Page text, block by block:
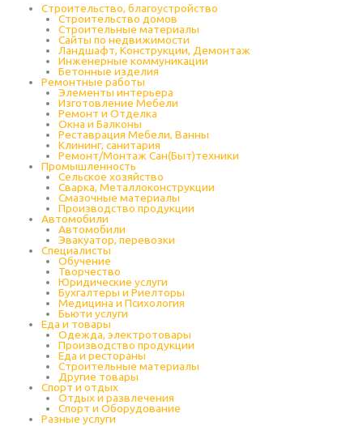
Строительство, благоустройство
Строительство домов
Строительные материалы
Сайты по недвижимости
Ландшафт, Конструкции, Демонтаж
Инженерные коммуникации
Бетонные изделия
Ремонтные работы
Элементы интерьера
Изготовление Мебели
Ремонт и Отделка
Окна и Балконы
Реставрация Мебели, Ванны
Клининг, санитария
Ремонт/Монтаж Сан(Быт)техники
Промышленность
Cельское хозяйство
Сварка, Металлоконструкции
Cмазочные материалы
Производство продукции
Автомобили
Автомобили
Эвакуатор, перевозки
Специалисты
Обучение
Творчество
Юридические услуги
Бухгалтеры и Риелторы
Медицина и Психология
Бьюти услуги
Еда и товары
Одежда, электротовары
Производство продукции
Еда и рестораны
Строительные материалы
Другие товары
Спорт и отдых
Отдых и развлечения
Спорт и Оборудование
Разные услуги